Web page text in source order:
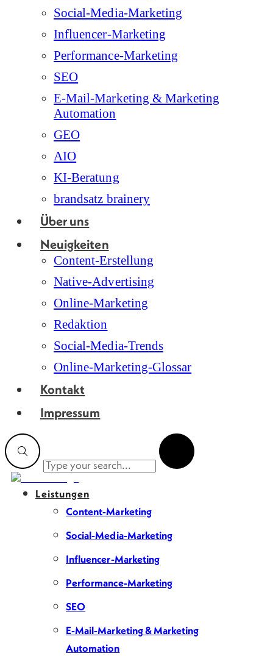
Social-Media-Marketing
Influencer-Marketing
Performance-Marketing
SEO
E-Mail-Marketing & Marketing
Automation
GEO
AIO
KI-Beratung
brandsatz brainery
Über uns
Neuigkeiten
Content-Erstellung
Native-Advertising
Online-Marketing
Redaktion
Social-Media-Trends
Online-Marketing-Glossar
Kontakt
Impressum
Leistungen
Content-Marketing
Social-Media-Marketing
Influencer-Marketing
Performance-Marketing
SEO
E-Mail-Marketing & Marketing
Automation